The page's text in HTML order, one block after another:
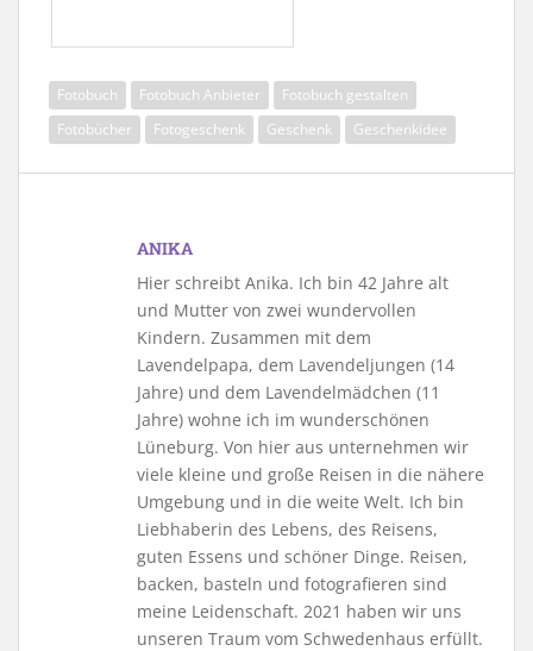
Fotobuch Fotobuch Anbieter
Fotobuch gestalten
Fotobücher
Fotogeschenk Geschenk Geschenkidee
ANIKA
Hier schreibt Anika. Ich bin 42 Jahre alt
und Mutter von zwei wundervollen
Kindern. Zusammen mit dem
Lavendelpapa, dem Lavendeljungen (14
Jahre) und dem Lavendelmädchen (11
Jahre) wohne ich im wunderschönen
Lüneburg. Von hier aus unternehmen wir
viele kleine und große Reisen in die nähere
Umgebung und in die weite Welt. Ich bin
Liebhaberin des Lebens, des Reisens,
guten Essens und schöner Dinge. Reisen,
backen, basteln und fotografieren sind
meine Leidenschaft. 2021 haben wir uns
unseren Traum vom Schwedenhaus erfüllt.